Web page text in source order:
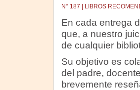
N° 187 LIBROS
En cada entrega
que, a nuestro
de cualquier
Su objetivo es
del padre,
brevemente